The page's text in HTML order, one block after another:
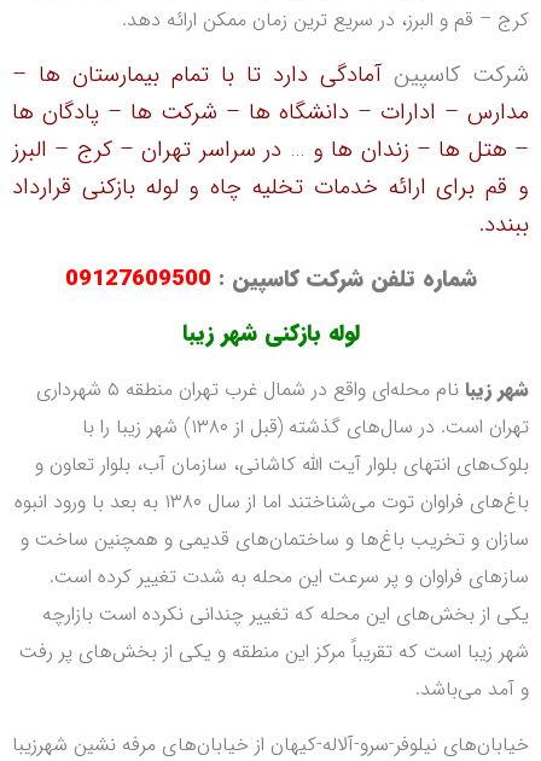
کرج – قم و البرز، در سریع ترین زمان ممکن ارائه دهد.
شرکت کاسپین آمادگی دارد تا با تمام بیمارستان ها –
مدارس – ادارات – دانشگاه ها – شرکت ها – پادگان ها
– هتل ها – زندان ها و … در سراسر تهران – کرج – البرز
و قم برای ارائه خدمات تخلیه چاه و لوله بازکنی قرارداد
ببندد.
شماره تلفن شرکت کاسپین : 09127609500
لوله بازکنی شهر زیبا
شهر زیبا
نام محله‌ای واقع در شمال غرب تهران منطقه ۵ شهرداری
تهران است. در سال‌های گذشته (قبل از ۱۳۸۰) شهر زیبا را با
بلوک‌های انتهای بلوار آیت الله کاشانی، سازمان آب، بلوار تعاون و
باغ‌های
فراوان توت می‌شناختند اما از سال ۱۳۸۰ به بعد با ورود انبوه
سازان و تخریب باغ‌ها و ساختمان‌های قدیمی و همچنین ساخت و
سازهای فراوان و پر سرعت این محله به شدت تغییر کرده است.
یکی از بخش‌های این محله که تغییر چندانی نکرده است بازارچه
شهر زیبا است که تقریباً مرکز این منطقه و یکی از بخش‌های پر رفت
و آمد می‌باشد.
خیابان‌های نیلوفر-سرو-آلاله-کیهان از خیابان‌های مرفه نشین شهرزیبا